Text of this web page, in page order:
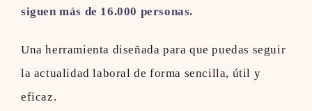
siguen más de 16.000 personas.
Una herramienta diseñada para que puedas seguir
la actualidad laboral de forma sencilla, útil y
eficaz.